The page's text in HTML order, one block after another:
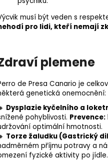
musí být veden s
pro lidi, kteří nemají
plemene
de Presa Canario je
genetická onemocnění:
Dysplazie kyčelního a
pohyblivosti. Prevence:
optimální hmotnosti.
Torze žaludku (Gastrický
příjmu potravy a
fyzické aktivity po jídle.